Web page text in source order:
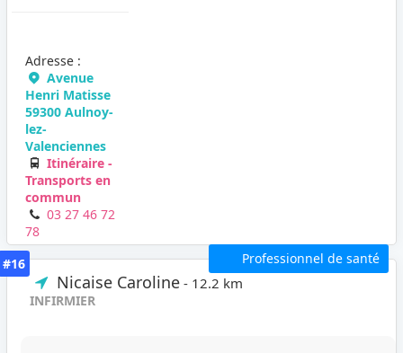
Adresse :
Avenue
Henri Matisse
59300 Aulnoy-
lez-
Valenciennes
Itinéraire -
Transports en
commun
03 27 46 72
78
Professionnel de santé
#16
Nicaise Caroline - 12.2 km
INFIRMIER